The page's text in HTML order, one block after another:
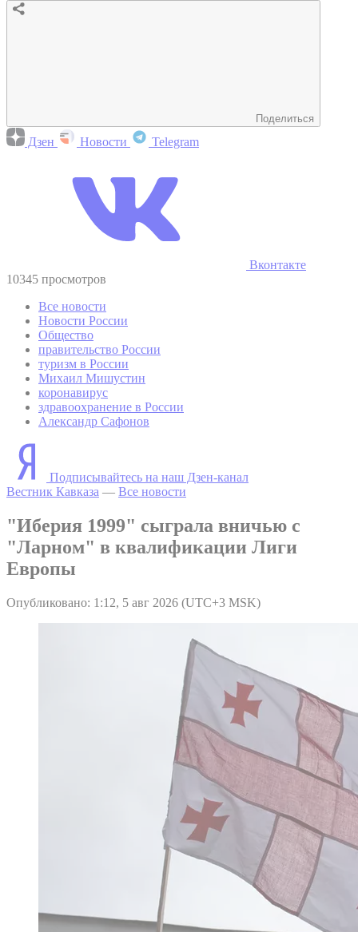
Поделиться
Дзен Новости Telegram
Вконтакте
10345 просмотров
Все новости
Новости России
Общество
правительство России
туризм в России
Михаил Мишустин
коронавирус
здравоохранение в России
Александр Сафонов
Подписывайтесь на наш Дзен-канал
Вестник Кавказа — Все новости
"Иберия 1999" сыграла вничью с
"Ларном" в квалификации Лиги
Европы
Опубликовано: 1:12, 5 авг 2026 (UTC+3 MSK)